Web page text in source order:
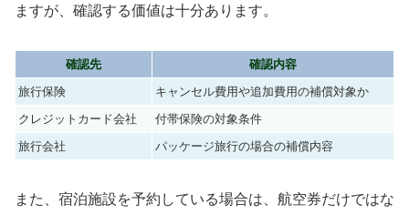
ますが、確認する価値は十分あります。
確認先
確認内容
旅行保険
キャンセル費用や追加費用の補償対象か
クレジットカード会社
付帯保険の対象条件
旅行会社
パッケージ旅行の場合の補償内容
また、宿泊施設を予約している場合は、航空券だけではな